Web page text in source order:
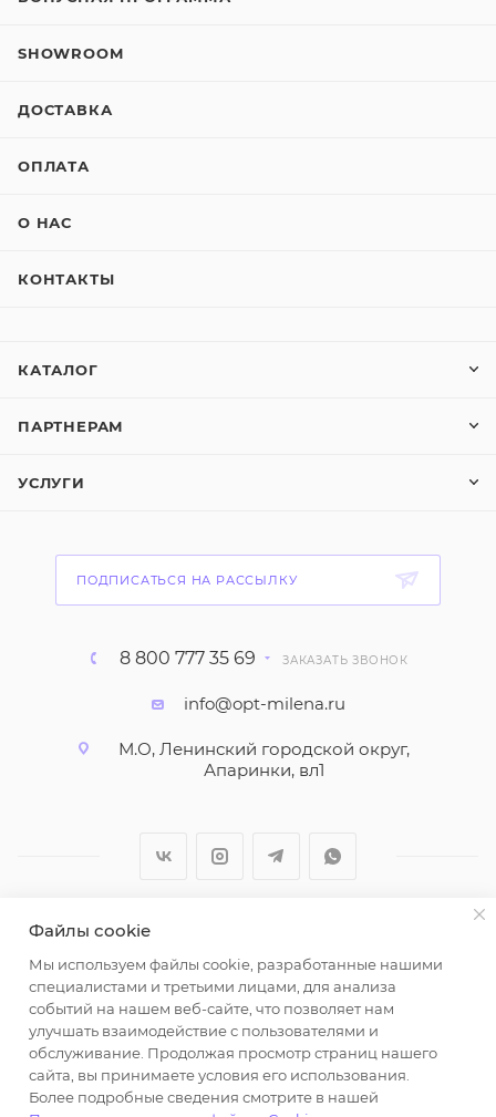
SHOWROOM
ДОСТАВКА
ОПЛАТА
О НАС
КОНТАКТЫ
КАТАЛОГ
ПАРТНЕРАМ
УСЛУГИ
ПОДПИСАТЬСЯ НА РАССЫЛКУ
8 800 777 35 69 ЗАКАЗАТЬ ЗВОНОК
info@opt-milena.ru
М.О, Ленинский городской округ,
Апаринки, вл1
2026 © ООО "Вайт Текстиль групп"
Любая информация на сайте носит справочный
характер и не является публичной офертой
определяемой положениями пункта 2 статьи 437
Гражданского кодекса Российской Федерации.
Использование любых материалов, опубликованных
на https://opt-milena.ru, допустимо только при
Файлы cookie
Мы используем файлы cookie, разработанные нашими
специалистами и третьими лицами, для анализа
событий на нашем веб-сайте, что позволяет нам
улучшать взаимодействие с пользователями и
обслуживание. Продолжая просмотр страниц нашего
сайта, вы принимаете условия его использования.
Более подробные сведения смотрите в нашей